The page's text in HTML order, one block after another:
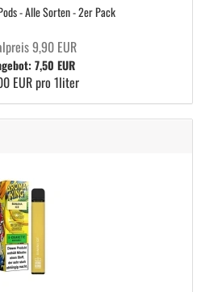
- Alle Sorten - 2er Pack
9,90 EUR
7,50 EUR
EUR pro 1liter